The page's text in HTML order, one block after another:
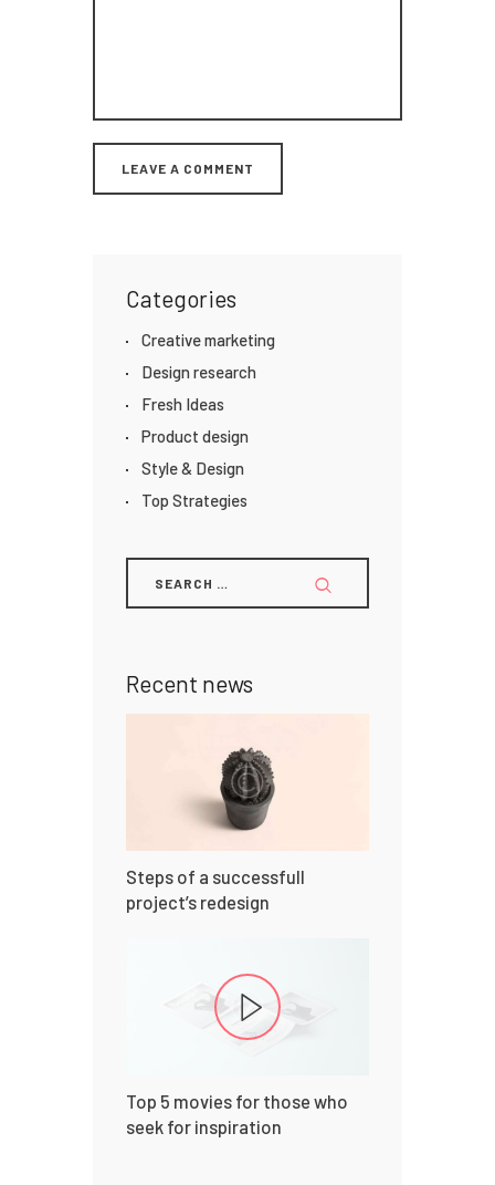
Categories
Creative marketing
Design research
Fresh Ideas
Product design
Style & Design
Top Strategies
Recent news
Steps of a successfull
project’s redesign
Top 5 movies for those who
seek for inspiration